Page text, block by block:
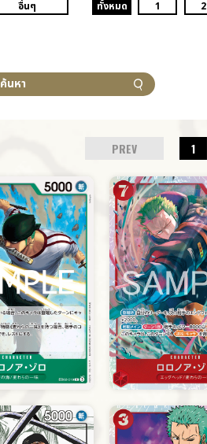
อื่นๆ ทั้งหมด 1 2
ค้นหา
PREV 1